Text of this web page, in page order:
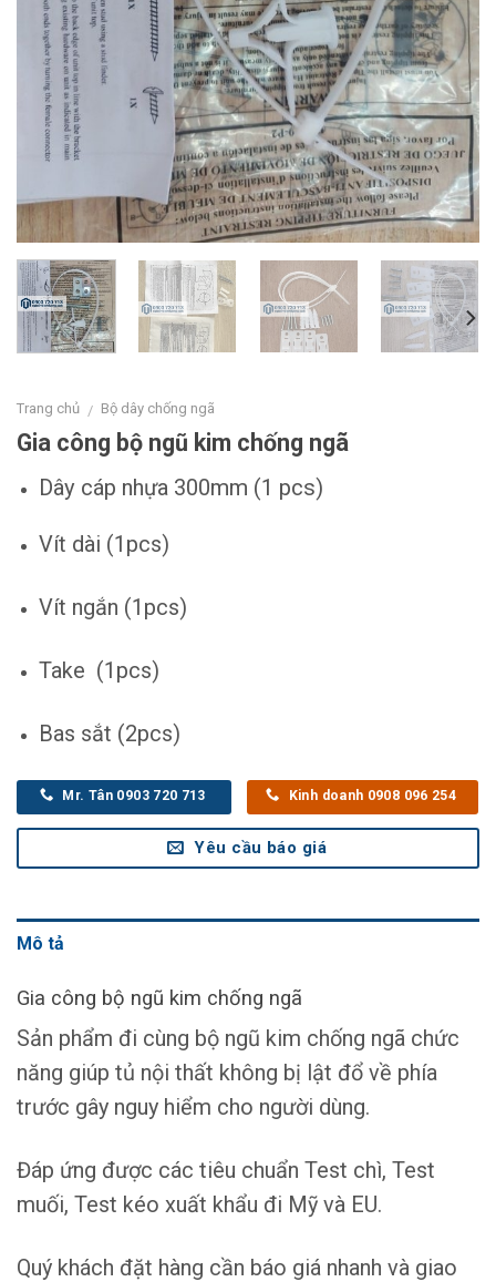
Trang chủ / Bộ dây chống ngã
Gia công bộ ngũ kim chống ngã
Dây cáp nhựa 300mm (1 pcs)
Vít dài (1pcs)
Vít ngắn (1pcs)
Take (1pcs)
Bas sắt (2pcs)
Mr. Tân 0903 720 713 Kinh doanh 0908 096 254
Yêu cầu báo giá
Mô tả
Gia công bộ ngũ kim chống ngã
Sản phẩm đi cùng bộ ngũ kim chống ngã chức
năng giúp tủ nội thất không bị lật đổ về phía
trước gây nguy hiểm cho người dùng.
Đáp ứng được các tiêu chuẩn Test chì, Test
muối, Test kéo xuất khẩu đi Mỹ và EU.
Quý khách đặt hàng cần báo giá nhanh và giao